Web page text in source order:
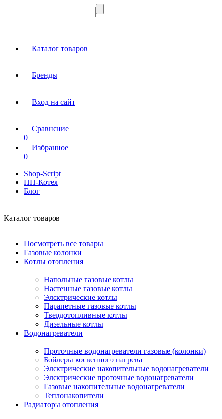
Каталог товаров
Бренды
Вход на сайт
Сравнение
0
Избранное
0
Shop-Script
НН-Котел
Блог
Каталог товаров
Посмотреть все товары
Газовые колонки
Котлы отопления
Напольные газовые котлы
Настенные газовые котлы
Электрические котлы
Парапетные газовые котлы
Твердотопливные котлы
Дизельные котлы
Водонагреватели
Проточные водонагреватели газовые (колонки)
Бойлеры косвенного нагрева
Электрические накопительные водонагреватели
Электрические проточные водонагреватели
Газовые накопительные водонагреватели
Теплонакопители
Радиаторы отопления